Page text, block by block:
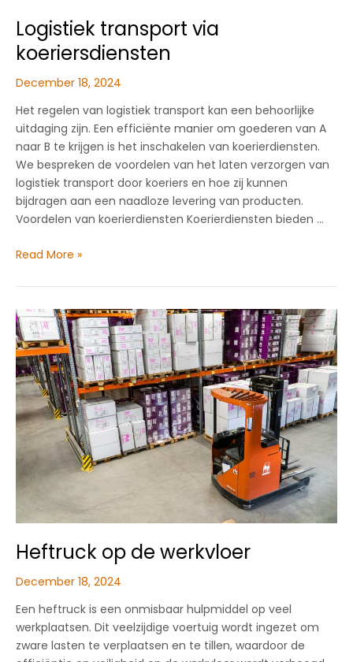
Logistiek transport via
koeriersdiensten
December 18, 2024
Het regelen van logistiek transport kan een behoorlijke
uitdaging zijn. Een efficiënte manier om goederen van A
naar B te krijgen is het inschakelen van koerierdiensten.
We bespreken de voordelen van het laten verzorgen van
logistiek transport door koeriers en hoe zij kunnen
bijdragen aan een naadloze levering van producten.
Voordelen van koerierdiensten Koerierdiensten bieden …
Logistiek
via
koeriersdiensten
Read More »
Heftruck op de werkvloer
December 18, 2024
Een heftruck is een onmisbaar hulpmiddel op veel
werkplaatsen. Dit veelzijdige voertuig wordt ingezet om
zware lasten te verplaatsen en te tillen, waardoor de